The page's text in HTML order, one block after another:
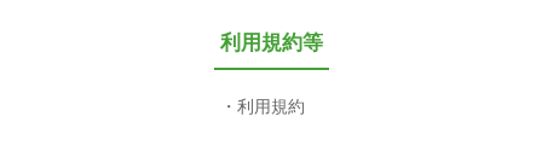
利用規約等
利用規約